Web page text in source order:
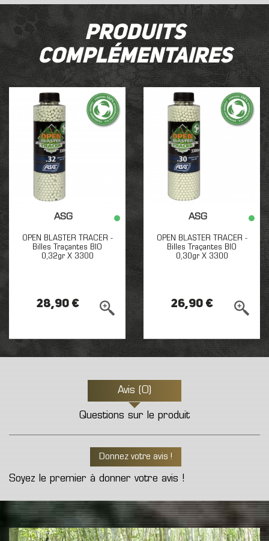
Produits
complémentaires
ASG
OPEN BLASTER TRACER -
Billes Traçantes BIO
0,32gr X 3300
28,90 €
ASG
OPEN BLASTER TRACER -
Billes Traçantes BIO
0,30gr X 3300
26,90 €
Avis (0)
Questions sur le produit
Donnez votre avis !
Soyez le premier à donner votre avis !